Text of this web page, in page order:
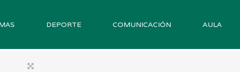
DEPORTE COMUNICACIÓN AULA